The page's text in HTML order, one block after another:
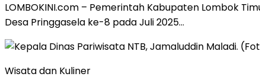
LOMBOKINI.com – Pemerintah Kabupaten Lombok
Desa Pringgasela ke-8 pada Juli 2025…
Wisata dan Kuliner